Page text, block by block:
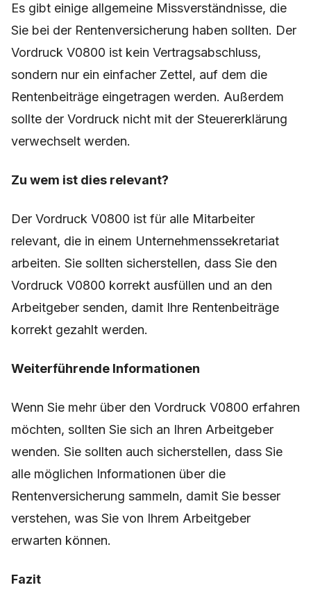
Es gibt einige allgemeine Missverständnisse, die
Sie bei der Rentenversicherung haben sollten. Der
Vordruck V0800 ist kein Vertragsabschluss,
sondern nur ein einfacher Zettel, auf dem die
Rentenbeiträge eingetragen werden. Außerdem
sollte der Vordruck nicht mit der Steuererklärung
verwechselt werden.
Zu wem ist dies relevant?
Der Vordruck V0800 ist für alle Mitarbeiter
relevant, die in einem Unternehmenssekretariat
arbeiten. Sie sollten sicherstellen, dass Sie den
Vordruck V0800 korrekt ausfüllen und an den
Arbeitgeber senden, damit Ihre Rentenbeiträge
korrekt gezahlt werden.
Weiterführende Informationen
Wenn Sie mehr über den Vordruck V0800 erfahren
möchten, sollten Sie sich an Ihren Arbeitgeber
wenden. Sie sollten auch sicherstellen, dass Sie
alle möglichen Informationen über die
Rentenversicherung sammeln, damit Sie besser
verstehen, was Sie von Ihrem Arbeitgeber
erwarten können.
Fazit